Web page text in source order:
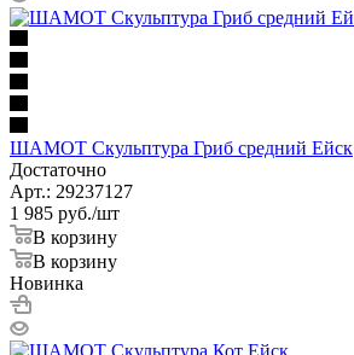
ШАМОТ Скульптура Гриб средний Ейск
Достаточно
Арт.: 29237127
1 985 руб./шт
В корзину
В корзину
Новинка